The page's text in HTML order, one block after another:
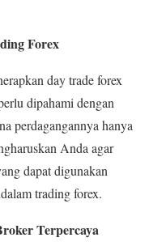
Forex
day trade forex
dipahami dengan
perdagangannya hanya
Anda agar
dapat digunakan
trading forex.
Terpercaya